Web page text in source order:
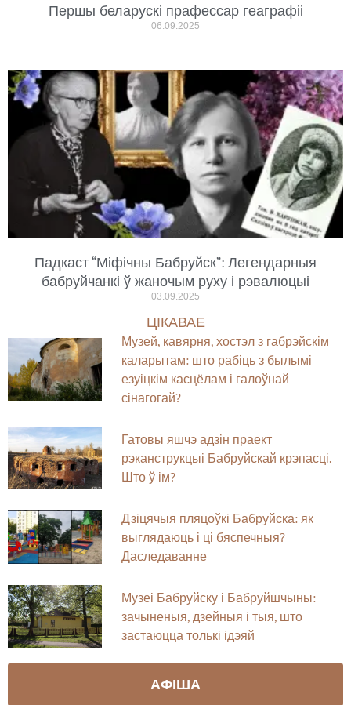
Першы беларускі прафессар геаграфіі
06.09.2025
Падкаст “Міфічны Бабруйск”: Легендарныя
бабруйчанкі ў жаночым руху і рэвалюцыі
03.09.2025
ЦІКАВАЕ
Музей, кавярня, хостэл з габрэйскім
каларытам: што рабіць з былымі
езуіцкім касцёлам і галоўнай
сінагогай?
Гатовы яшчэ адзін праект
рэканструкцыі Бабруйскай крэпасці.
Што ў ім?
Дзіцячыя пляцоўкі Бабруйска: як
выглядаюць і ці бяспечныя?
Даследаванне
Музеі Бабруйску і Бабруйшчыны:
зачыненыя, дзейныя і тыя, што
застаюцца толькі ідэяй
АФІША